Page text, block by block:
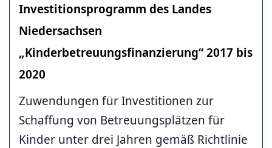
Investitionsprogramm des Landes
Niedersachsen
„Kinderbetreuungsfinanzierung“ 2017 bis
2020
Zuwendungen für Investitionen zur
Schaffung von Betreuungsplätzen für
Kinder unter drei Jahren gemäß Richtlinie